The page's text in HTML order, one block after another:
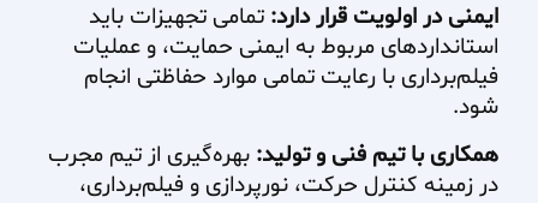
ایمنی در اولویت قرار دارد: تمامی تجهیزات باید
استانداردهای مربوط به ایمنی حمایت، و عملیات
فیلم‌برداری با رعایت تمامی موارد حفاظتی انجام
شود.
همکاری با تیم فنی و تولید: بهره‌گیری از تیم مجرب
در زمینه کنترل حرکت، نورپردازی و فیلم‌برداری،